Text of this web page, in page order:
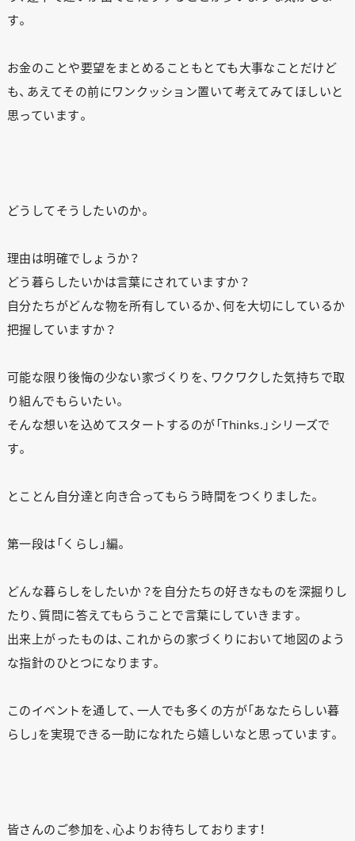
す。
お金のことや要望をまとめることもとても大事なことだけど
も、あえてその前にワンクッション置いて考えてみてほしいと
思っています。
どうしてそうしたいのか。
理由は明確でしょうか？
どう暮らしたいかは言葉にされていますか？
自分たちがどんな物を所有しているか、何を大切にしているか
把握していますか？
可能な限り後悔の少ない家づくりを、ワクワクした気持ちで取
り組んでもらいたい。
そんな想いを込めてスタートするのが「Thinks.」シリーズで
す。
とことん自分達と向き合ってもらう時間をつくりました。
第一段は「くらし」編。
どんな暮らしをしたいか？を自分たちの好きなものを深掘りし
たり、質問に答えてもらうことで言葉にしていきます。
出来上がったものは、これからの家づくりにおいて地図のよう
な指針のひとつになります。
このイベントを通して、一人でも多くの方が「あなたらしい暮
らし」を実現できる一助になれたら嬉しいなと思っています。
皆さんのご参加を、心よりお待ちしております！